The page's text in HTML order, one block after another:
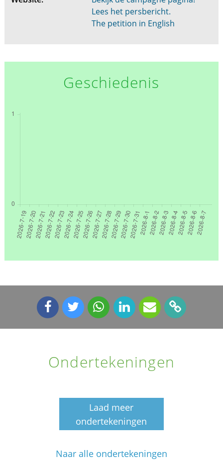
Lees het persbericht.
The petition in English
Geschiedenis
Ondertekeningen
Laad meer
ondertekeningen
Naar alle ondertekeningen